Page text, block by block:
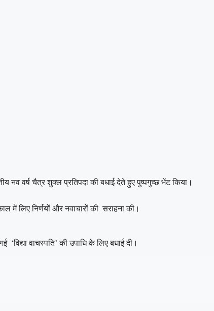
नव वर्ष चैत्र शुक्ल प्रतिपदा की बधाई देते हुए पुष्पगुच्छ भेंट किया।
में लिए निर्णयों और नवाचारों की सराहना की।
वाचस्पति’ की उपाधि के लिए बधाई दी।